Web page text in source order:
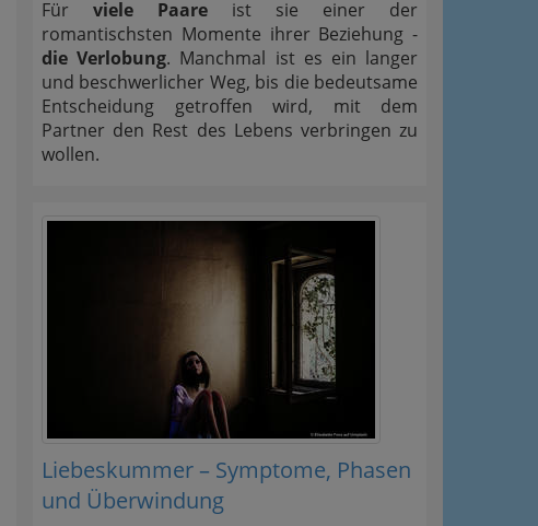
Für viele Paare ist sie einer der
romantischsten Momente ihrer Beziehung -
die Verlobung. Manchmal ist es ein langer
und beschwerlicher Weg, bis die bedeutsame
Entscheidung getroffen wird, mit dem
Partner den Rest des Lebens verbringen zu
wollen.
Liebeskummer – Symptome, Phasen
und Überwindung